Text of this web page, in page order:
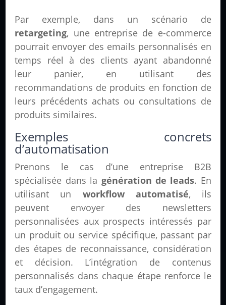
Par exemple, dans un scénario de
retargeting, une entreprise de e-commerce
pourrait envoyer des emails personnalisés en
temps réel à des clients ayant abandonné
leur panier, en utilisant des
recommandations de produits en fonction de
leurs précédents achats ou consultations de
produits similaires.
Exemples concrets
d’automatisation
Prenons le cas d’une entreprise B2B
spécialisée dans la génération de leads. En
utilisant un workflow automatisé, ils
peuvent envoyer des newsletters
personnalisées aux prospects intéressés par
un produit ou service spécifique, passant par
des étapes de reconnaissance, considération
et décision. L’intégration de contenus
personnalisés dans chaque étape renforce le
taux d’engagement.